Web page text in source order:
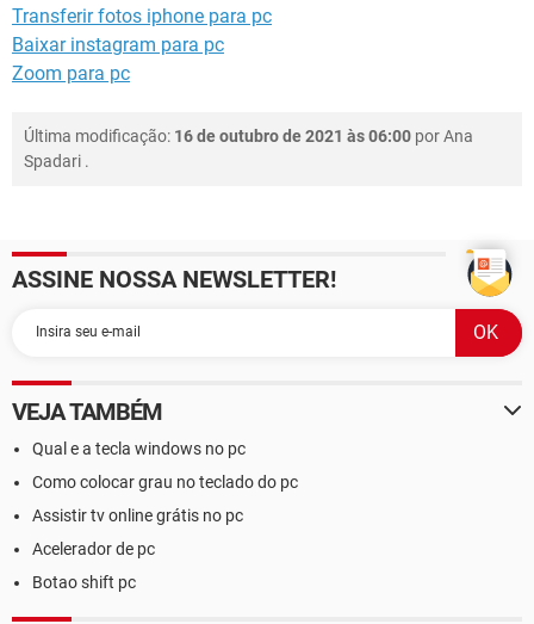
Transferir fotos iphone para pc
Baixar instagram para pc
Zoom para pc
Última modificação: 16 de outubro de 2021 às 06:00 porAna
Spadari .
ASSINE NOSSA NEWSLETTER!
VEJA TAMBÉM
Qual e a tecla windows no pc
Como colocar grau no teclado do pc
Assistir tv online grátis no pc
Acelerador de pc
Botao shift pc